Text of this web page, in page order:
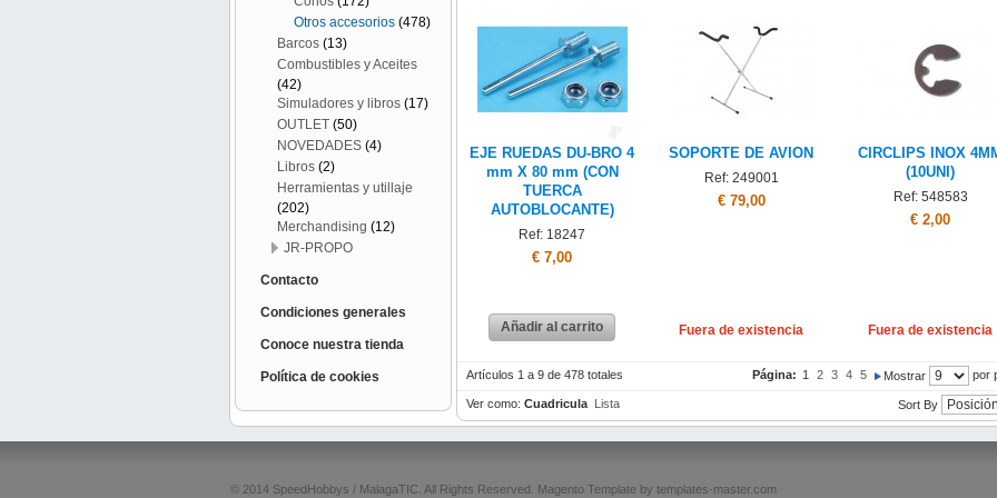
EJE RUEDAS DU-BRO 4
mm X 80 mm (CON
TUERCA
AUTOBLOCANTE)
Ref: 18247
€ 7,00
Añadir al carrito
SOPORTE DE AVION
Ref: 249001
€ 79,00
Fuera de existencia
CIRCLIPS INOX
(10UNI)
Ref: 548583
€ 2,00
Fuera de existencia
Artículos 1 a 9 de 478 totales Mostrar por
Página: 1 2 3 4 5
Ver como: Cuadricula Lista Sort By
Otros accesorios (478)
Barcos (13)
Combustibles y Aceites
(42)
Simuladores y libros (17)
OUTLET (50)
NOVEDADES (4)
Libros (2)
Herramientas y utillaje
(202)
Merchandising (12)
JR-PROPO
Contacto
Condiciones generales
Conoce nuestra tienda
Política de cookies
© 2014 SpeedHobbys / MalagaTIC. All Rights Reserved. Magento Template by templates-master.com